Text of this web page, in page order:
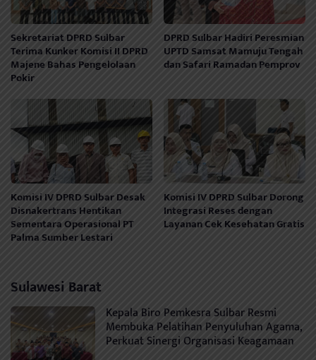
Sekretariat DPRD Sulbar
Terima Kunker Komisi II DPRD
Majene Bahas Pengelolaan
Pokir
DPRD Sulbar Hadiri Peresmian
UPTD Samsat Mamuju Tengah
dan Safari Ramadan Pemprov
Komisi IV DPRD Sulbar Desak
Disnakertrans Hentikan
Sementara Operasional PT
Palma Sumber Lestari
Komisi IV DPRD Sulbar Dorong
Integrasi Reses dengan
Layanan Cek Kesehatan Gratis
Sulawesi Barat
Kepala Biro Pemkesra Sulbar Resmi
Membuka Pelatihan Penyuluhan Agama,
Perkuat Sinergi Organisasi Keagamaan